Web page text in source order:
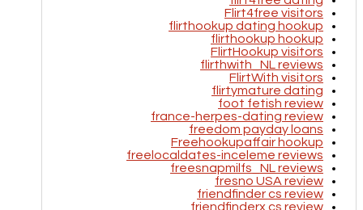
Flirt4free visitors
flirthookup dating hookup
flirthookup hookup
FlirtHookup visitors
flirthwith_NL reviews
FlirtWith visitors
flirtymature dating
foot fetish review
france-herpes-dating review
freedom payday loans
Freehookupaffair hookup
freelocaldates-inceleme reviews
freesnapmilfs_NL reviews
fresno USA review
friendfinder cs review
friendfinderx cs review